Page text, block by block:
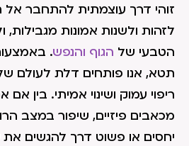
זוהי דרך עוצמתית להתחבר
לזהות ולשנות אמונות מגבילות,
הטבעי של הגוף והנפש.
תטא, אנו פותחים דלת לעולם
ריפוי עמוק ושינוי אמיתי. בין
מכאבים פיזיים, שיפור במצב
יחסים או פשוט דרך להגשים את